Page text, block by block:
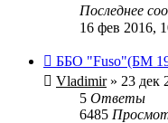
Последнее
16 фев 2016,
ББО "Fuso"(БМ
Vladimir» 23 дек
5 Ответы
6485